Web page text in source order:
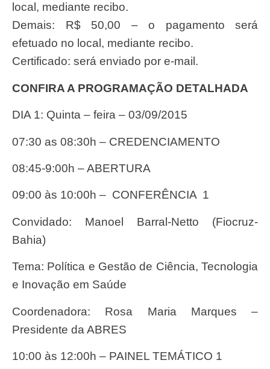
local, mediante recibo.
Demais: R$ 50,00 – o pagamento será
efetuado no local, mediante recibo.
Certificado: será enviado por e-mail.
CONFIRA A PROGRAMAÇÃO DETALHADA
DIA 1: Quinta – feira – 03/09/2015
07:30 as 08:30h – CREDENCIAMENTO
08:45-9:00h – ABERTURA
09:00 às 10:00h – CONFERÊNCIA 1
Convidado: Manoel Barral-Netto (Fiocruz-
Bahia)
Tema: Política e Gestão de Ciência, Tecnologia
e Inovação em Saúde
Coordenadora: Rosa Maria Marques –
Presidente da ABRES
10:00 às 12:00h – PAINEL TEMÁTICO 1